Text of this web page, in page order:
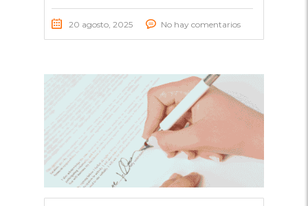
20 agosto, 2025 No hay comentarios